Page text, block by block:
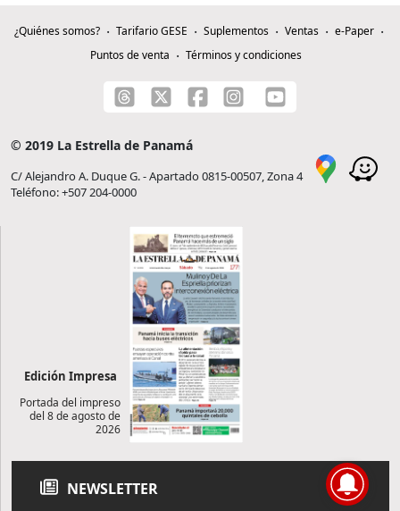
¿Quiénes somos? Tarifario GESE Suplementos Ventas
e-Paper
Puntos de venta
Términos y condiciones
© 2019 La Estrella de Panamá
C/ Alejandro A. Duque G. - Apartado 0815-00507, Zona 4
Teléfono: +507 204-0000
Edición Impresa
Portada del impreso
del 8 de agosto de
2026
NEWSLETTER